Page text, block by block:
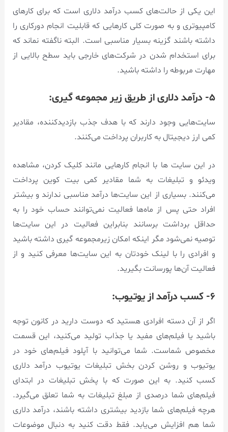
این یکی از حالت‌های کسب درآمد دلاری است که برای کارهای
کامپیوتری و به صورت کلی کارهایی که قابلیت انجام دورکاری را
داشته باشند گزینه بسیار مناسبی است. البته ناگفته نماند که
برای استخدام شدن در شرکت‌های خارجی باید سطح بالایی از
مهارت مربوطه را داشته باشید.
۵- درآمد دلاری از طریق زیر مجموعه گیری:
سایت‌هایی وجود دارند که با هدف جذب بازدیدکننده، مقادیر
کمی ارز دیجیتال به کاربران پرداخت می‌کنند.
در این سایت ها با انجام کارهایی مانند کلیک کردن، مشاهده
ویدئو و تبلیغات به شما مقادیر کمی بیت کوین پرداخت
می‌کنند. بسیاری از این سایت‌ها درآمد مناسبی ندارند و بیشتر
افراد حتی پس از ماه‌ها فعالیت نمی‌توانند حساب خود را به
حداقل برداشت برسانند بنابراین فعالیت در این سایت‌ها
توصیه نمی‌شود مگر اینکه امکان زیرمجموعه گیری داشته باشید
و افرادی را با لینک خودتان به این سایت‌ها معرفی کنید و از
فعالیت آن‌ها پورسانت بگیرید.
۶- کسب درآمد از یوتیوب:
اگر از آن دسته افرادی هستید که دوست دارید در کانون توجه
باشید یا فیلم‌های مفید یا جذاب تولید می‌کنید، این قسمت
مخصوص شماست. شما می‌توانید با آپلود فیلم‌های خود در
یوتیوب و روشن کردن بخش تبلیغات یوتیوب درآمد دلاری
کسب کنید. به این صورت که با پخش تبلیغات در ابتدای
فیلم‌های شما درصدی از مبلغ تبلیغات به شما تعلق می‌گیرد.
هرچه فیلم‌های شما بازدید بیشتری داشته باشند، درآمد دلاری
شما هم افزایش می‌یابد. فقط دقت کنید به دنبال موضوعات